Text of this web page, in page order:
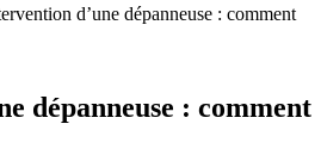
d’une dépanneuse : comment
dépanneuse : comment